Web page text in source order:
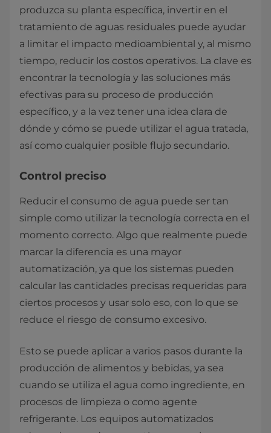
produzca su planta específica, invertir en el
tratamiento de aguas residuales puede ayudar
a limitar el impacto medioambiental y, al mismo
tiempo, reducir los costos operativos. La clave es
encontrar la tecnología y las soluciones más
efectivas para su proceso de producción
específico, y a la vez tener una idea clara de
dónde y cómo se puede utilizar el agua tratada,
así como cualquier posible flujo secundario.
Control preciso
Reducir el consumo de agua puede ser tan
simple como utilizar la tecnología correcta en el
momento correcto. Algo que realmente puede
marcar la diferencia es una mayor
automatización, ya que los sistemas pueden
calcular las cantidades precisas requeridas para
ciertos procesos y usar solo eso, con lo que se
reduce el riesgo de consumo excesivo.
Esto se puede aplicar a varios pasos durante la
producción de alimentos y bebidas, ya sea
cuando se utiliza el agua como ingrediente, en
procesos de limpieza o como agente
refrigerante. Los equipos automatizados